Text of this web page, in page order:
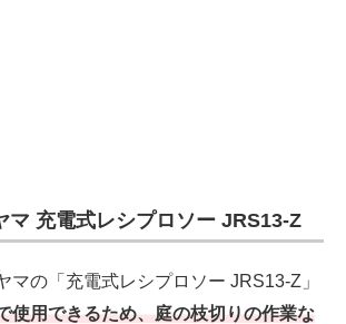
マ 充電式レシプロソー JRS13-Z
の「充電式レシプロソー JRS13-Z」
使用できるため、庭の枝切りの作業な